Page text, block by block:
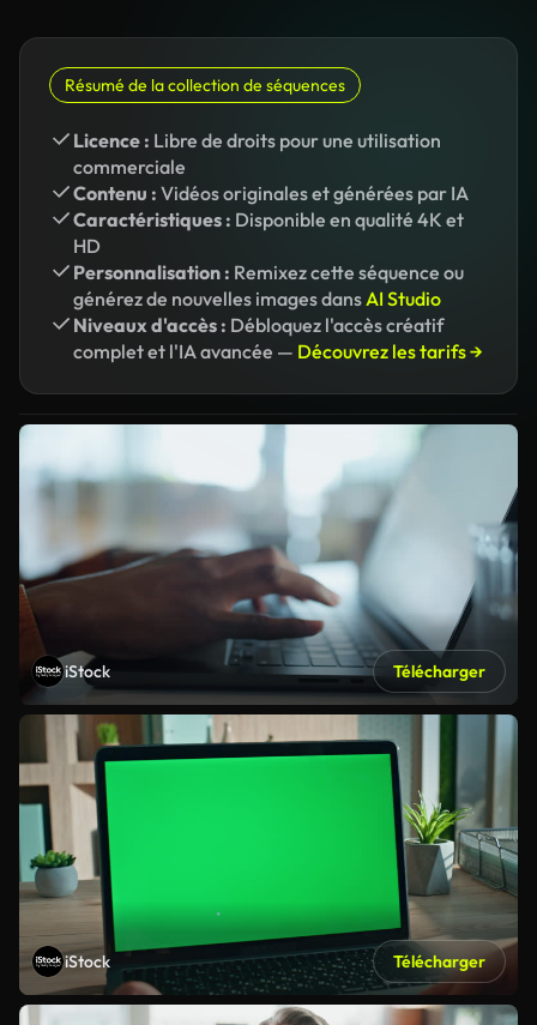
Résumé de la collection de séquences
Licence : Libre de droits pour une utilisation
commerciale
Contenu : Vidéos originales et générées par IA
Caractéristiques : Disponible en qualité 4K et
HD
Personnalisation : Remixez cette séquence ou
générez de nouvelles images dansAI Studio
Niveaux d'accès : Débloquez l'accès créatif
complet et l'IA avancée — Découvrez les tarifs →
iStock Télécharger
iStock Télécharger